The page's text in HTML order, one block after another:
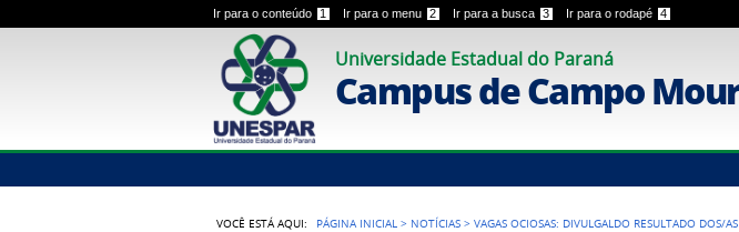
Ir para o conteúdo 1 Ir para o menu 2 Ir para a busca 3 Ir para o rodapé 4
Universidade Estadual do Paraná
Campus de Campo
VOCÊ ESTÁ AQUI: PÁGINA INICIAL > NOTÍCIAS >VAGAS OCIOSAS: DIVULGALDO RESULTADO DOS/